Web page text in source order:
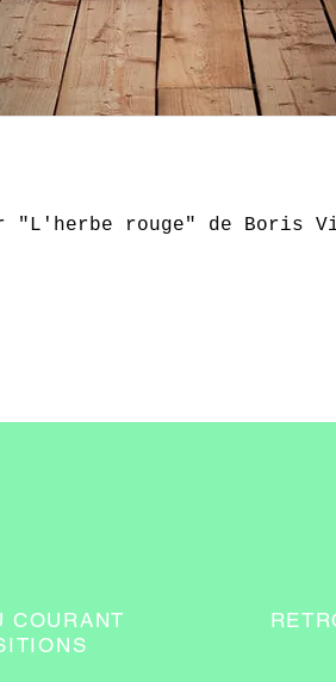
"L'herbe rouge" de Boris
COURANT